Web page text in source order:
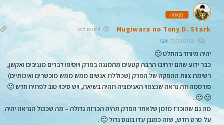
נקאמה
Mugiwara no Tony D. Stark 4 שנים לפני
בתגובה לאבי
יהיה מיוחד בהחלט 🙂
כבר ידוע שהם ירחיבו הרבה קטעים מהמנגה בפרק ויוסיפו דברים מגניבים ואקשן,
רשימת צוות ההפקה של הפרק (שכוללת אנשים ממש ממש מוכשרים ואיכותיים)
פורסמה וזה נראה שכצפוי האנימציה תהיה בשיאה, ויש סיכוי טוב לפתיח חדש 🙂
🙂 🙂 .
מה גם שהוכרז מזמן שלאחר הפרק תהיה הכרזה גדולה – מה שככול הנראה יהיה
על סרט חדש, שזה כמובן עדו בונוס גדול 🙂 .